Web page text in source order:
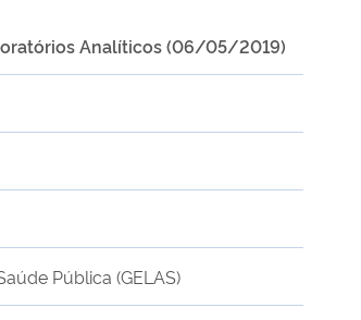
Analíticos (06/05/2019)
Pública (GELAS)